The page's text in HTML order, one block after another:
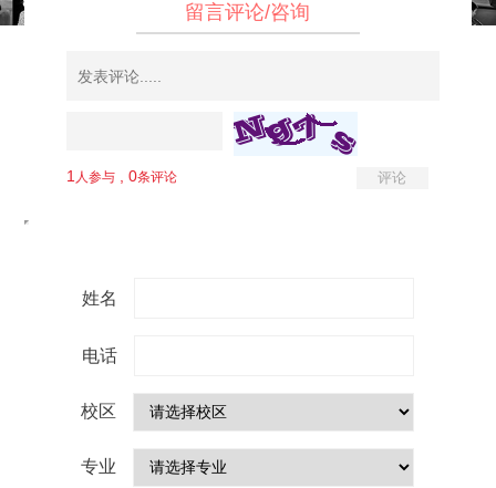
留言评论/咨询
姓名
电话
校区
专业